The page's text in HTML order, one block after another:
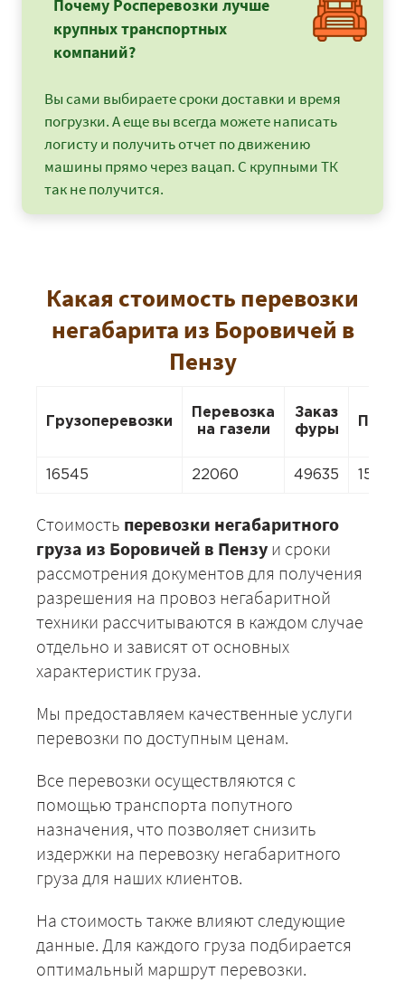
Почему Росперевозки лучше
крупных транспортных
компаний?
Вы сами выбираете сроки доставки и время
погрузки. А еще вы всегда можете написать
логисту и получить отчет по движению
машины прямо через вацап. С крупными ТК
так не получится.
Какая стоимость перевозки
негабарита из Боровичей в
Пензу
Грузоперевозки
Перевозка
на газели
Заказ
фуры
16545 22060 49635 15442
Стоимость перевозки негабаритного
груза из Боровичей в Пензу и сроки
рассмотрения документов для получения
разрешения на провоз негабаритной
техники рассчитываются в каждом случае
отдельно и зависят от основных
характеристик груза.
Мы предоставляем качественные услуги
перевозки по доступным ценам.
Все перевозки осуществляются с
помощью транспорта попутного
назначения, что позволяет снизить
издержки на перевозку негабаритного
груза для наших клиентов.
На стоимость также влияют следующие
данные. Для каждого груза подбирается
оптимальный маршрут перевозки.